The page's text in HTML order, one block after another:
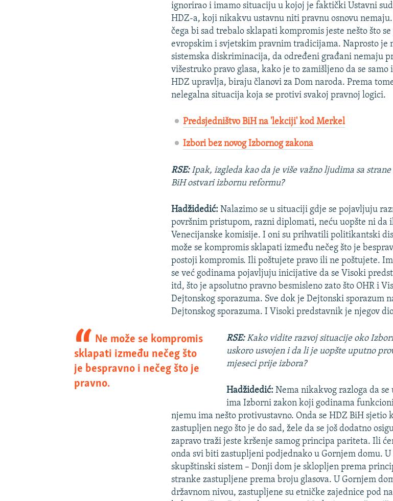
ignorirao i imamo situaciju u kojoj je faktički Ustavni
HDZ-a, koji nikakvu ustavnu niti pravnu osnovu
čega bi sad trebalo sklapati kompromis jeste nešto što
evropskim i svjetskim pravnim tradicijama. Naprosto je
sistemska diskriminacija, da određeni građani nemaju
višestruko pravo glasa, kako je to zamišljeno da se
HDZ upravlja, biraju članovi za Dom naroda. Prema
nelegalna situacija koja se protivi svakoj pravnoj logici.
Predsjedništvo BiH na 'lekciji' kod Merkel
Izbori bez novog Izbornog zakona
RSE:Ipak, izgleda kao da je više važno ljudima sa
BiH ostvari izbornu reformu?
Hadžidedić:Nalazimo se u situaciji gdje se pojavljuju
površnim pristupom, razni diplomati, neću uopšte ni da
Venecijanske komisije. I oni su prihvatili politikantski
može se kompromis sklapati između nečeg što je
postoji kompromis. Ili poštujete pravo ili ne poštujete.
se već godinama pojavljuju inicijative da se Visoki
itd, što je apsolutno pravno besmisleno zato što OHR i
Dejtonskog sporazuma. Sve dok je Dejtonski sporazum
Dejtonskog sporazuma. I Visoki predstavnik je njegov
Ne može se kompromis
sklapati između nečeg što
je bespravno i nečeg što je
pravno.
RSE:Kako vidite razvoj situacije oko
uskoro usvojen i da li je uopšte uputno
mjeseci prije izbora?
Hadžidedić: Nema nikakvog razloga da
ima Izborni zakon koji godinama
njemu ima nešto protivustavno. Onda se HDZ BiH sjetio
zastupljen nego što je do sad, žele da se još dodatno
zapravo traži jeste kršenje samog principa pariteta. Ili
onda svi biti zastupljeni podjednako u Gornjem domu.
skupštinski sistem – Donji dom je sklopljen prema
stranke zastupljene prema broju glasova. U Gornjem
državnom nivou, zastupljene su etničke zajednice pod